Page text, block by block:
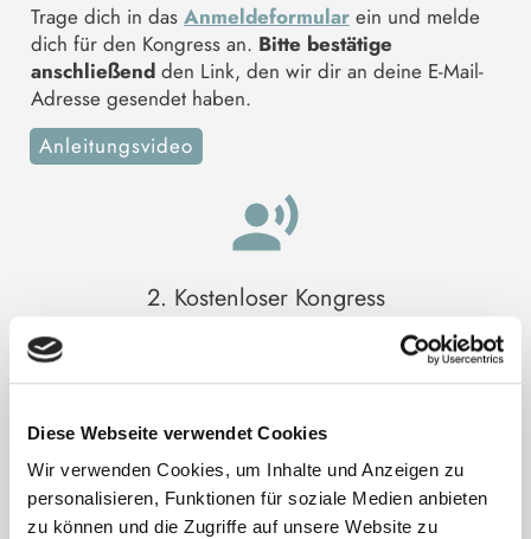
Diese Webseite verwendet Cookies
Wir verwenden Cookies, um Inhalte und Anzeigen zu
personalisieren, Funktionen für soziale Medien anbieten
zu können und die Zugriffe auf unsere Website zu
Trage dich in das Anmeldeformular ein und melde
dich für den Kongress an. Bitte bestätige
anschließend den Link, den wir dir an deine E-Mail-
Adresse gesendet haben.
Anleitungsvideo
2. Kostenloser Kongress
Während der Kongresslaufzeit werden dir täglich
Inhalte rund um Insulinresistenz kostenfrei
uns mit demLink zum Kongressraum